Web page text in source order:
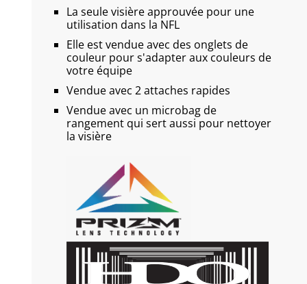
La seule visière approuvée pour une
utilisation dans la NFL
Elle est vendue avec des onglets de
couleur pour s'adapter aux couleurs de
votre équipe
Vendue avec 2 attaches rapides
Vendue avec un microbag de
rangement qui sert aussi pour nettoyer
la visière